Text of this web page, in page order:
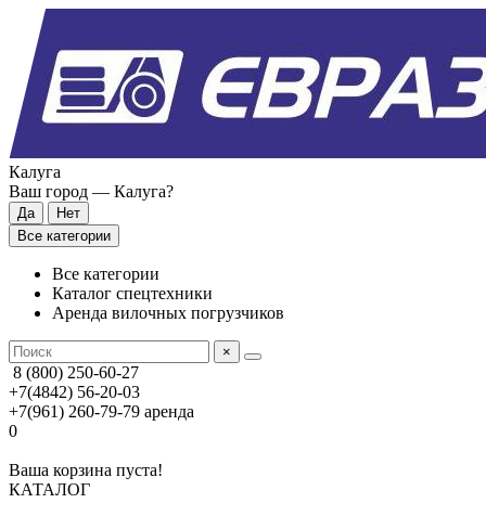
Калуга
Ваш город — Калуга?
Все категории
Все категории
Каталог спецтехники
Аренда вилочных погрузчиков
×
8 (800) 250-60-27
+7(4842) 56-20-03
+7(961) 260-79-79 аренда
0
Ваша корзина пуста!
КАТАЛОГ